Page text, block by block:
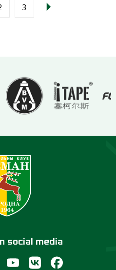
3
social media